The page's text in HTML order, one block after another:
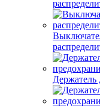
Держатель